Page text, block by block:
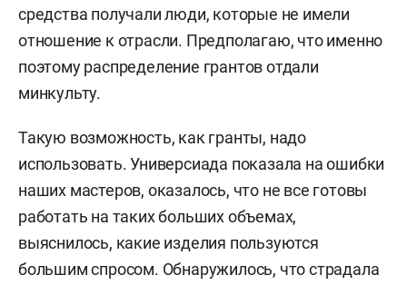
средства получали люди, которые не имели
отношение к отрасли. Предполагаю, что именно
поэтому распределение грантов отдали
минкульту.
Такую возможность, как гранты, надо
использовать. Универсиада показала на ошибки
наших мастеров, оказалось, что не все готовы
работать на таких больших объемах,
выяснилось, какие изделия пользуются
большим спросом. Обнаружилось, что страдала